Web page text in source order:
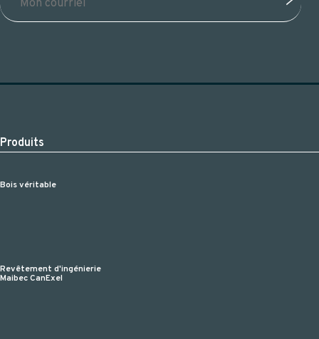
Produits
Bois véritable
Revêtement d'ingénierie
Maibec CanExel